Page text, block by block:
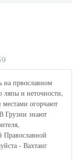
на првославном
ляпы и неточности,
огорчают
Грузии знают
Православной
- Вахтанг